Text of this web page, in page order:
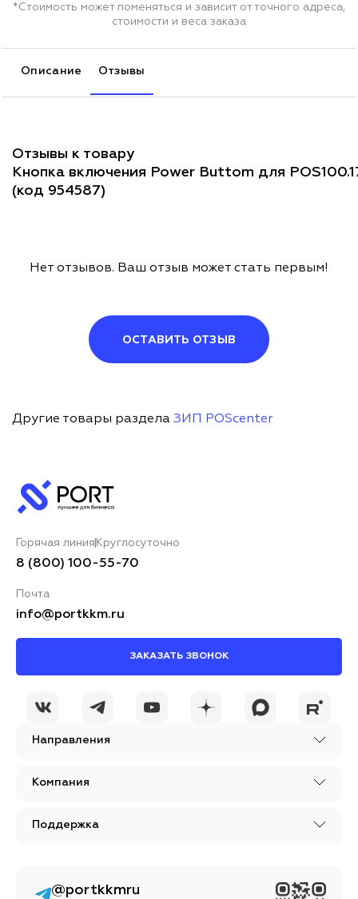
*Стоимость может поменяться и зависит от точного адреса,
стоимости и веса заказа
Описание Отзывы
Отзывы к товару
Кнопка включения Power Buttom для
(код 954587)
Нет отзывов. Ваш отзыв может стать первым!
ОСТАВИТЬ ОТЗЫВ
Другие товары раздела ЗИП POScenter
Направления
Компания
Поддержка
Горячая линия Круглосуточно
8 (800) 100-55-70
Почта
info@portkkm.ru
ЗАКАЗАТЬ ЗВОНОК
@portkkmru